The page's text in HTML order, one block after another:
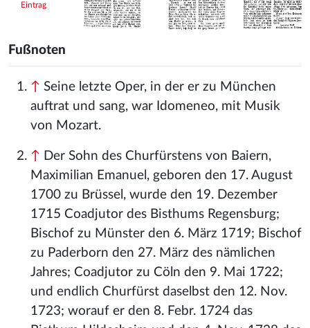
Eintrag
Fußnoten
↑ Seine letzte Oper, in der er zu München
auftrat und sang, war Idomeneo, mit Musik
von Mozart.
↑ Der Sohn des Churfürstens von Baiern,
Maximilian Emanuel, geboren den 17. August
1700 zu Brüssel, wurde den 19. Dezember
1715 Coadjutor des Bisthums Regensburg;
Bischof zu Münster den 6. März 1719; Bischof
zu Paderborn den 27. März des nämlichen
Jahres; Coadjutor zu Cöln den 9. Mai 1722;
und endlich Churfürst daselbst den 12. Nov.
1723; worauf er den 8. Febr. 1724 das